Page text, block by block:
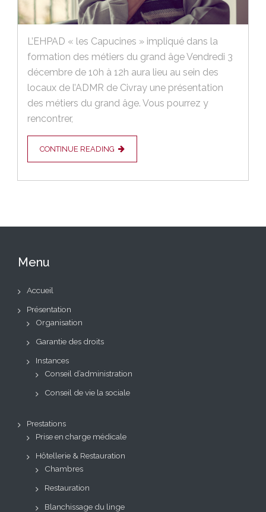
L’EHPAD « les Capucines » impliqué dans la
formation des métiers du grand âge Vendredi 3
décembre de 10h à 12h aura lieu au sein des
locaux de l’ADMR de Civray une présentation
des métiers du grand âge. Vous pourrez y
rencontrer,
CONTINUE READING
Menu
Accueil
Présentation
Organisation
Garantie des droits
Instances
Conseil d’administration
Conseil de vie la sociale
Prestations
Prise en charge médicale
Hôtellerie & Restauration
Chambres
Restauration
Blanchissage du linge